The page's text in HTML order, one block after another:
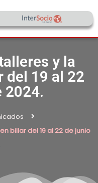
y la
del 19 al 22
2024.
billar del 19 al 22 de junio